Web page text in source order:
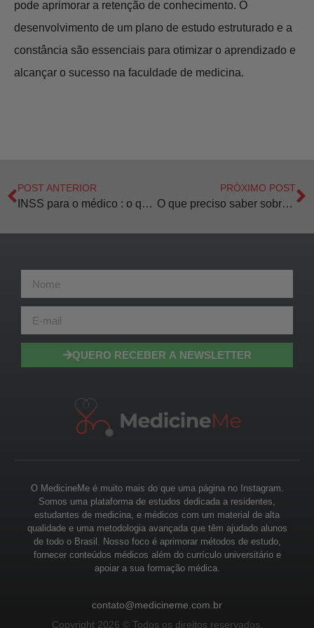
pode aprimorar a retenção de conhecimento. O
desenvolvimento de um plano de estudo estruturado e a
constância são essenciais para otimizar o aprendizado e
alcançar o sucesso na faculdade de medicina.
POST ANTERIOR
INSS para o médico : o que preciso saber?
PRÓXIMO POST
O que preciso saber sobre o Lítio
QUERO RECEBER A NEWSLETTER
O MedicineMe é muito mais do que uma página no Instagram.
Somos uma plataforma de estudos dedicada a residentes,
estudantes de medicina, e médicos com um material de alta
qualidade e uma metodologia avançada que têm ajudado alunos
de todo o Brasil. Nosso foco é aprimorar métodos de estudo,
fornecer conteúdos médicos além do currículo universitário e
apoiar a sua formação médica.
contato@medicineme.com.br
Copyright 2026 © Todos os direitos reservados.